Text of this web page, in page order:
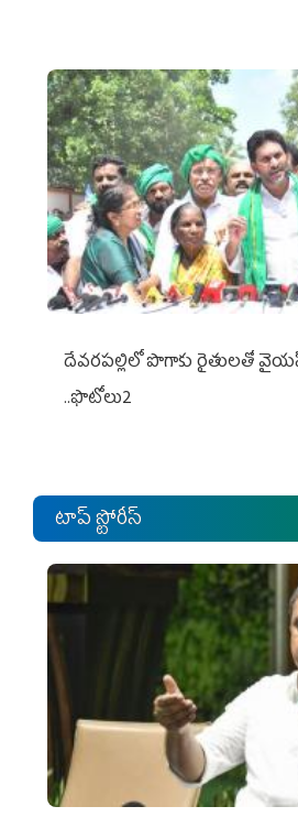
దేవరపల్లిలో పొగాకు రైతులతో
..ఫొటోలు2
టాప్ స్టోరీస్